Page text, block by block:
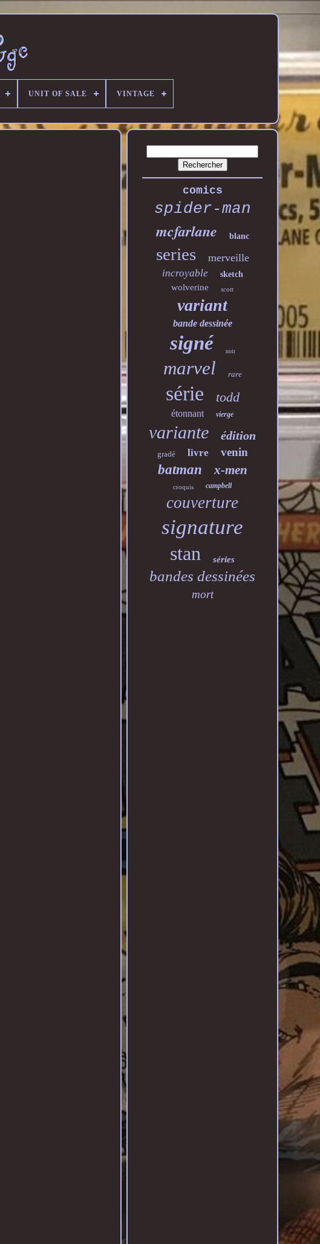
UNIT OF SALE VINTAGE
comics
spider-man
mcfarlane blanc
series merveille
incroyable sketch
wolverine scott
variant
bande dessinée
signé noir
marvel rare
série todd
étonnant vierge
variante édition
gradé livre venin
batman x-men
croquis campbell
couverture
signature
stan séries
bandes dessinées
mort